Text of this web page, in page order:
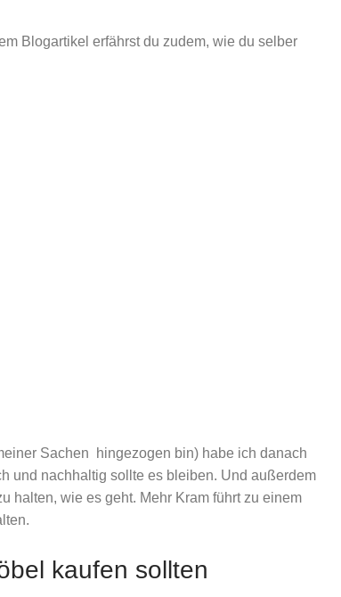
Blogartikel erfährst du zudem, wie du selber
Sachen hingezogen bin) habe ich danach
und nachhaltig sollte es bleiben. Und außerdem
halten, wie es geht. Mehr Kram führt zu einem
kaufen sollten